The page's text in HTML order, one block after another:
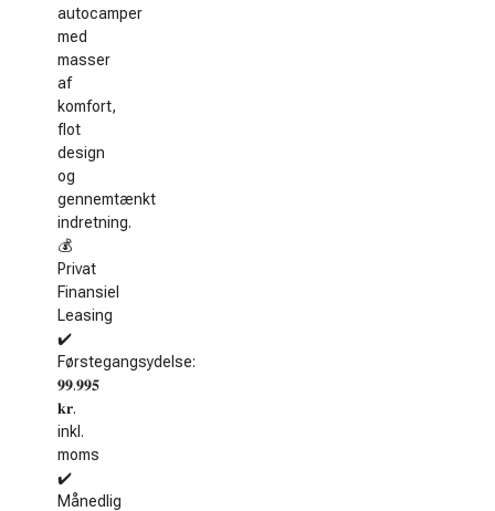
autocamper
med
masser
af
komfort,
flot
design
og
gennemtænkt
indretning.
💰
Privat
Finansiel
Leasing
✔️
Førstegangsydelse:
𝟗𝟗.𝟗𝟗𝟓
𝐤𝐫.
inkl.
moms
✔️
Månedlig